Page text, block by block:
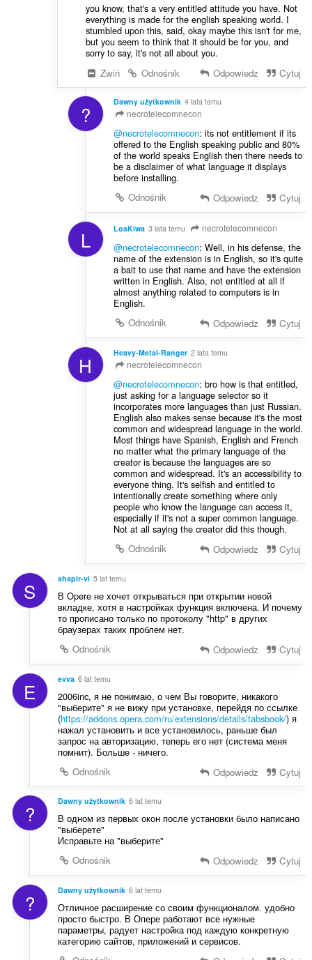
you know, that's a very entitled attitude you have. Not
everything is made for the english speaking world. I
stumbled upon this, said, okay maybe this isn't for me,
but you seem to think that it should be for you, and
sorry to say, it's not all about you.
Zwiń
Odnośnik Odpowiedz Cytuj
? Dawny użytkownik 4 lata temu
necrotelecomnecon
@necrotelecomnecon: its not entitlement if its
offered to the English speaking public and 80%
of the world speaks English then there needs to
be a disclaimer of what language it displays
before installing.
Odnośnik
Odpowiedz Cytuj
L LosKiwa 3 lata temu necrotelecomnecon
@necrotelecomnecon: Well, in his defense, the
name of the extension is in English, so it's quite
a bait to use that name and have the extension
written in English. Also, not entitled at all if
almost anything related to computers is in
English.
Odnośnik
Odpowiedz Cytuj
H Heavy-Metal-Ranger 2 lata temu
necrotelecomnecon
@necrotelecomnecon: bro how is that entitled,
just asking for a language selector so it
incorporates more languages than just Russian.
English also makes sense because it's the most
common and widespread language in the world.
Most things have Spanish, English and French
no matter what the primary language of the
creator is because the languages are so
common and widespread. It's an accessibility to
everyone thing. It's selfish and entitled to
intentionally create something where only
people who know the language can access it,
especially if it's not a super common language.
Not at all saying the creator did this though.
Odnośnik
Odpowiedz Cytuj
S shapir-vi 5 lat temu
В Opere не хочет открываться при открытии новой
вкладке, хотя в настройках функция включена. И почему
то прописано только по протоколу "http" в других
браузерах таких проблем нет.
Odnośnik
Odpowiedz Cytuj
E evva 6 lat temu
2006inc, я не понимаю, о чем Вы говорите, никакого
"выберите" я не вижу при установке, перейдя по ссылке
(https://addons.opera.com/ru/extensions/details/tabsbook/) я
нажал установить и все установилось, раньше был
запрос на авторизацию, теперь его нет (система меня
помнит). Больше - ничего.
Odnośnik
Odpowiedz Cytuj
? Dawny użytkownik 6 lat temu
В одном из первых окон после установки было написано
"выберете"
Исправьте на "выберите"
Odnośnik
Odpowiedz Cytuj
? Dawny użytkownik 6 lat temu
Отличное расширение со своим функционалом. удобно
просто быстро. В Опере работают все нужные
параметры, радует настройка под каждую конкретную
категорию сайтов, приложений и сервисов.